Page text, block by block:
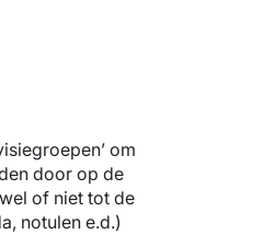
om
door op de
of niet tot de
notulen e.d.)